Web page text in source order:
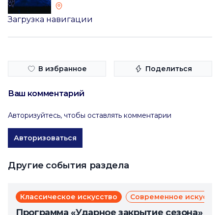
Загрузка навигации
В избранное Поделиться
Ваш комментарий
Авторизуйтесь, чтобы оставлять комментарии
Авторизоваться
Другие события раздела
Классическое искусство Современное
Программа «Ударное закрытие сезона»